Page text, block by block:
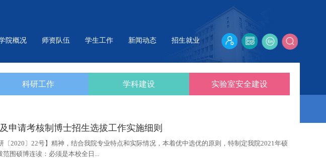
院概况 师资队伍 学生工作 新闻动态 招生就业
科研工作 学科建设 实验室安全建设
申请考核制博士招生选拔工作实施细则
2020〕22号】精神，结合我院专业特点和实际情况，本着优中选优的原则，特制定我院2021年硕
围硕博连读：必须是本校全日...